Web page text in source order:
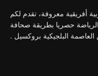
أفريقية معروفة، تقدم لكم
حصريا بطريقة صحافة
البلجيكية بروكسيل .